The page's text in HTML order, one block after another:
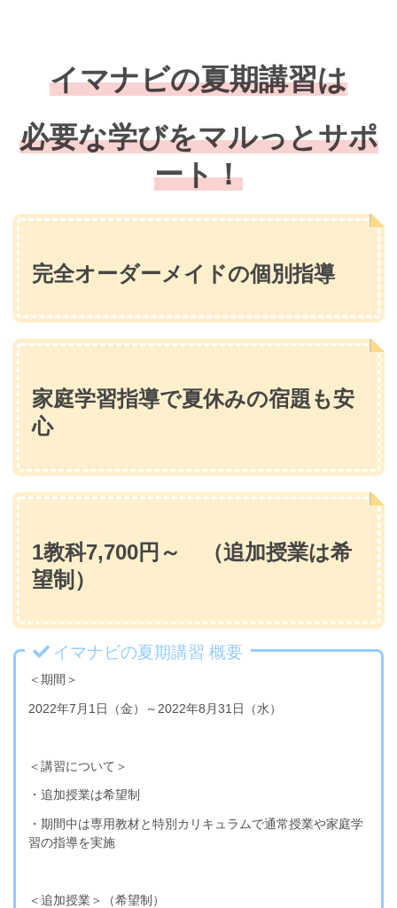
イマナビの夏期講習は
必要な学びをマルっとサポ
ート！
完全オーダーメイドの個別指導
家庭学習指導で夏休みの宿題も安
心
1教科7,700円～ （追加授業は希
望制）
イマナビの夏期講習 概要
＜期間＞
2022年7月1日（金）～2022年8月31日（水）
＜講習について＞
・追加授業は希望制
・期間中は専用教材と特別カリキュラムで通常授業や家庭学
習の指導を実施
＜追加授業＞（希望制）